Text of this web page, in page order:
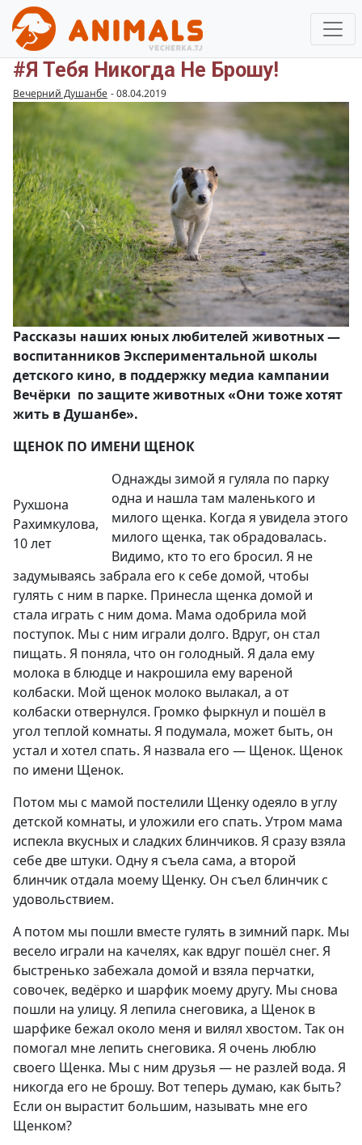
#Я Тебя Никогда Не Брошу!
Вечерний Душанбе -08.04.2019
Рассказы наших юных любителей животных —
воспитанников Экспериментальной школы
детского кино, в поддержку медиа кампании
Вечёрки по защите животных «Они тоже хотят
жить в Душанбе».
ЩЕНОК ПО ИМЕНИ ЩЕНОК
Рухшона
Рахимкулова,
10 лет
Однажды зимой я гуляла по парку
одна и нашла там маленького и
милого щенка. Когда я увидела этого
милого щенка, так обрадовалась.
Видимо, кто то его бросил. Я не
задумываясь забрала его к себе домой, чтобы
гулять с ним в парке. Принесла щенка домой и
стала играть с ним дома. Мама одобрила мой
поступок. Мы с ним играли долго. Вдруг, он стал
пищать. Я поняла, что он голодный. Я дала ему
молока в блюдце и накрошила ему вареной
колбаски. Мой щенок молоко вылакал, а от
колбаски отвернулся. Громко фыркнул и пошёл в
угол теплой комнаты. Я подумала, может быть, он
устал и хотел спать. Я назвала его — Щенок. Щенок
по имени Щенок.
Потом мы с мамой постелили Щенку одеяло в углу
детской комнаты, и уложили его спать. Утром мама
испекла вкусных и сладких блинчиков. Я сразу взяла
себе две штуки. Одну я съела сама, а второй
блинчик отдала моему Щенку. Он съел блинчик с
удовольствием.
А потом мы пошли вместе гулять в зимний парк. Мы
весело играли на качелях, как вдруг пошёл снег. Я
быстренько забежала домой и взяла перчатки,
совочек, ведёрко и шарфик моему другу. Мы снова
пошли на улицу. Я лепила снеговика, а Щенок в
шарфике бежал около меня и вилял хвостом. Так он
помогал мне лепить снеговика. Я очень люблю
своего Щенка. Мы с ним друзья — не разлей вода. Я
никогда его не брошу. Вот теперь думаю, как быть?
Если он вырастит большим, называть мне его
Щенком?